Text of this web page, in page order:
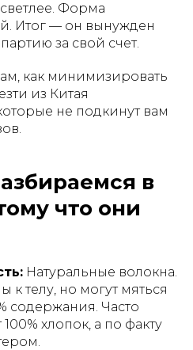
Форма
Итог — он вынужден
за свой счет.
как минимизировать
из Китая
не подкинут вам
в
что они
Натуральные волокна.
телу, но могут мяться
содержания. Часто
хлопок, а по факту